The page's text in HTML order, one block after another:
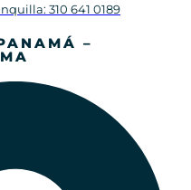
310 641 0189
–